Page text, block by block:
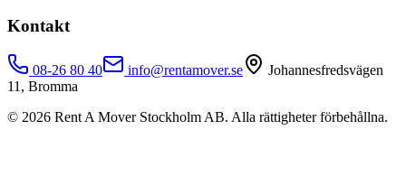
Kontakt
08-26 80 40 info@rentamover.se
Johannesfredsvägen
11, Bromma
© 2026 Rent A Mover Stockholm AB. Alla rättigheter förbehållna.